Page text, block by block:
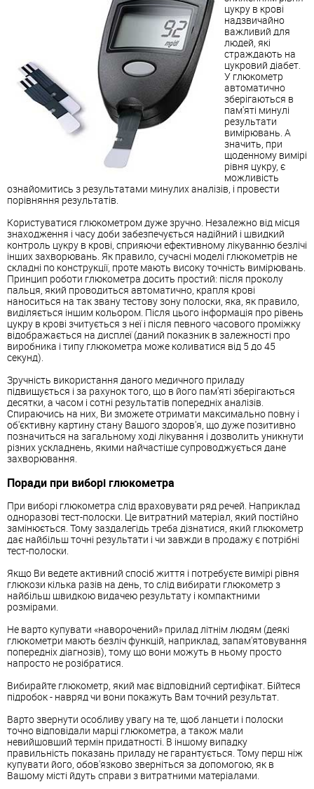
цукру в крові
надзвичайно
важливий для
людей, які
страждають на
цукровий діабет.
У глюкометр
автоматично
зберігаються в
пам'яті минулі
результати
вимірювань. А
значить, при
щоденному вимірі
рівня цукру, є
можливість
ознайомитись з результатами минулих аналізів, і провести
порівняння результатів.
Користуватися глюкометром дуже зручно. Незалежно від місця
знаходження і часу доби забезпечується надійний і швидкий
контроль цукру в крові, сприяючи ефективному лікуванню безлічі
інших захворювань. Як правило, сучасні моделі глюкометрів не
складні по конструкції, проте мають високу точність вимірювань.
Принцип роботи глюкометра досить простий: після проколу
пальця, який проводиться автоматично, крапля крові
наноситься на так звану тестову зону полоски, яка, як правило,
виділяється іншим кольором. Після цього інформація про рівень
цукру в крові зчитується з неї і після певного часового проміжку
відображається на дисплеї (даний показник в залежності про
виробника і типу глюкометра може коливатися від 5 до 45
секунд).
Зручність використання даного медичного приладу
підвищується і за рахунок того, що в його пам'яті зберігаються
десятки, а часом і сотні результатів попередніх аналізів.
Спираючись на них, Ви зможете отримати максимально повну і
об'єктивну картину стану Вашого здоров'я, що дуже позитивно
позначиться на загальному ході лікування і дозволить уникнути
різних ускладнень, якими найчастіше супроводжується дане
захворювання.
Поради при виборі глюкометра
При виборі глюкометра слід враховувати ряд речей. Наприклад
одноразові тест-полоски. Це витратний матеріал, який постійно
замінюється. Тому заздалегідь треба дізнатися, який глюкометр
дає найбільш точні результати і чи завжди в продажу є потрібні
тест-полоски.
Якщо Ви ведете активний спосіб життя і потребуєте вимірі рівня
глюкози кілька разів на день, то слід вибирати глюкометр з
найбільш швидкою видачею результату і компактними
розмірами.
Не варто купувати «наворочений» прилад літнім людям (деякі
глюкометри мають безліч функцій, наприклад, запам'ятовування
попередніх діагнозів), тому що вони можуть в ньому просто
напросто не розібратися.
Вибирайте глюкометр, який має відповідний сертифікат. Бійтеся
підробок - навряд чи вони покажуть Вам точний результат.
Варто звернути особливу увагу на те, щоб ланцети і полоски
точно відповідали марці глюкометра, а також мали
невийшовший термін придатності. В іншому випадку
правильність показань приладу не гарантується. Тому перш ніж
купувати його, обов'язково зверніться за допомогою, як в
Вашому місті йдуть справи з витратними матеріалами.